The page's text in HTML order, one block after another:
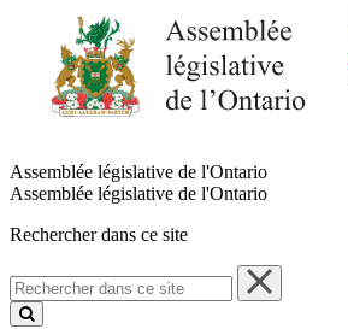
Assemblée législative de l'Ontario
Assemblée législative de l'Ontario
Rechercher dans ce site
Rechercher
dans
ce